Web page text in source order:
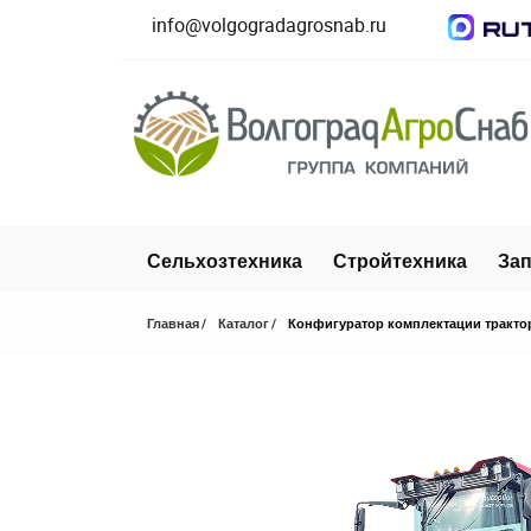
info@volgogradagrosnab.ru
Сельхозтехника Стройтехника
Главная Каталог Конфигуратор комплектации